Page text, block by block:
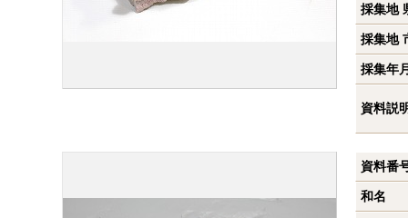
採集地
採集地
採集年
資料説
資料番
和名